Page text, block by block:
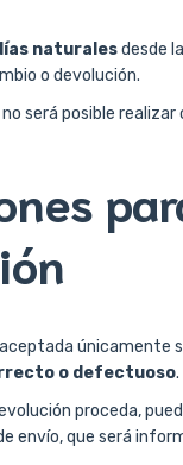
naturalesdesde
o devolución.
será posible realizar
únicamente
o defectuoso.
proceda,
envío, que será